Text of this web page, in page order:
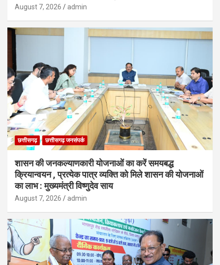
August 7, 2026 admin
छत्तीसगढ़ छत्तीसगढ़ जनसंपर्क
शासन की जनकल्याणकारी योजनाओं का करें समयबद्ध
क्रियान्वयन , प्रत्येक पात्र व्यक्ति को मिले शासन की योजनाओं
का लाभ : मुख्यमंत्री विष्णुदेव साय
August 7, 2026 admin